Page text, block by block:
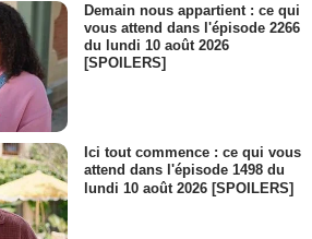
Demain nous appartient : ce qui
vous attend dans l'épisode 2266
du lundi 10 août 2026
[SPOILERS]
Ici tout commence : ce qui vous
attend dans l'épisode 1498 du
lundi 10 août 2026 [SPOILERS]